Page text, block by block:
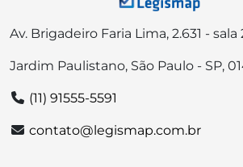
Av. Brigadeiro Faria Lima, 2.631 - sala
Jardim Paulistano, São Paulo - SP,
(11) 91555-5591
contato@legismap.com.br